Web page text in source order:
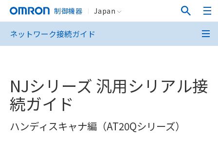
制御機器 Japan
ネットワーク接続ガイド
NJシリーズ 汎用シリアル接
続ガイド
ハンディスキャナ編（AT20Qシリーズ）